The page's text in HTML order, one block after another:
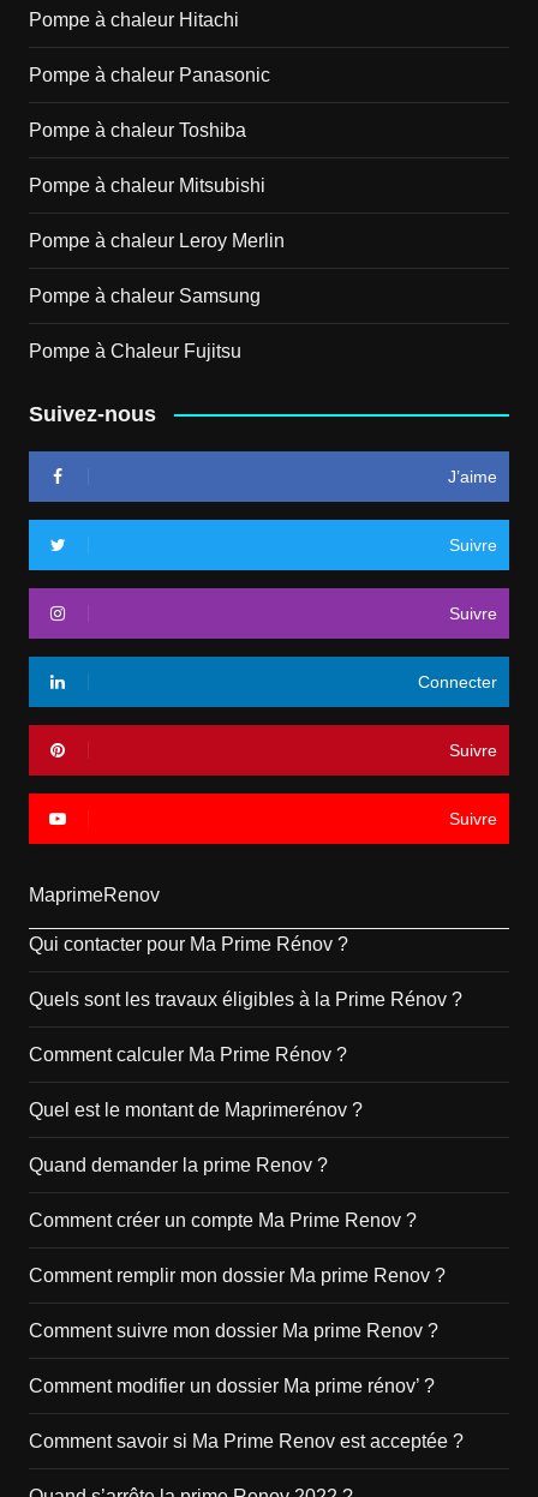
Pompe à chaleur Hitachi
Pompe à chaleur Panasonic
Pompe à chaleur Toshiba
Pompe à chaleur Mitsubishi
Pompe à chaleur Leroy Merlin
Pompe à chaleur Samsung
Pompe à Chaleur Fujitsu
Suivez-nous
J’aime
Suivre
Suivre
Connecter
Suivre
Suivre
MaprimeRenov
Qui contacter pour Ma Prime Rénov ?
Quels sont les travaux éligibles à la Prime Rénov ?
Comment calculer Ma Prime Rénov ?
Quel est le montant de Maprimerénov ?
Quand demander la prime Renov ?
Comment créer un compte Ma Prime Renov ?
Comment remplir mon dossier Ma prime Renov ?
Comment suivre mon dossier Ma prime Renov ?
Comment modifier un dossier Ma prime rénov’ ?
Comment savoir si Ma Prime Renov est acceptée ?